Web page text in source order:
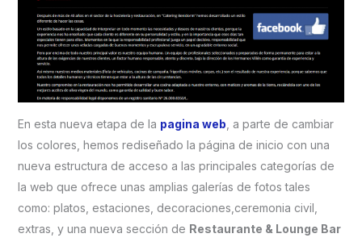
En esta nueva etapa de la pagina web , a parte de cambiar
los colores, hemos rediseñado la página de inicio con una
nueva estructura de acceso a las principales categorías de
la web que ofrece unas amplias galerías de fotos tales
como: platos, estaciones, decoraciones,ceremonia civil,
extras, y una nueva sección de Restaurante & Lounge Bar